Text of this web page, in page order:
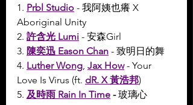
1. Prbl Studio - 我阿姨也癢 X
Aboriginal Unity
2. 許含光 Lumi - 安森Girl
3. 陳奕迅 Eason Chan - 致明日的舞
4. Luther Wong, Jax How - Your
Love Is Virus (ft. dR. X 黃浩邦)
5. 及時雨 Rain In Time - 玻璃心